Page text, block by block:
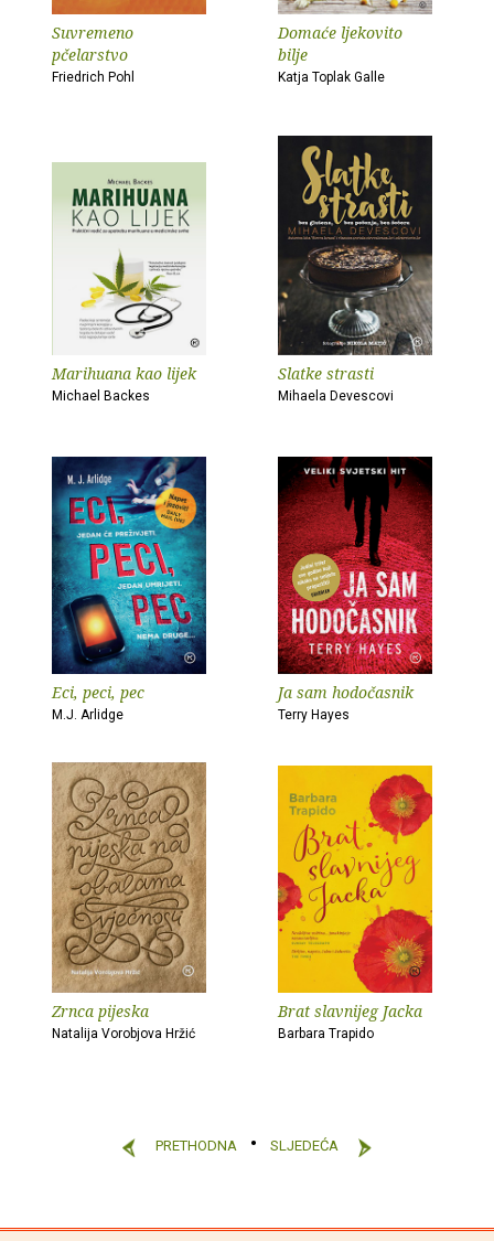
Suvremeno
pčelarstvo
Friedrich Pohl
Domaće ljekovito
bilje
Katja Toplak Galle
Marihuana kao lijek
Michael Backes
Slatke strasti
Mihaela Devescovi
Eci, peci, pec
M.J. Arlidge
Ja sam hodočasnik
Terry Hayes
Zrnca pijeska
Natalija Vorobjova Hržić
Brat slavnijeg Jacka
Barbara Trapido
PRETHODNA SLJEDEĆA